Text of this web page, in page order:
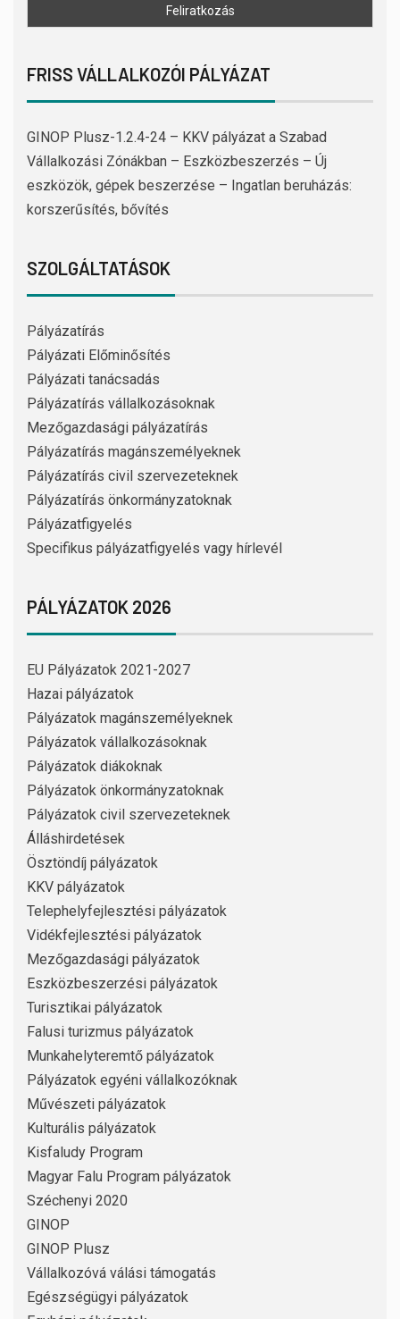
FRISS VÁLLALKOZÓI PÁLYÁZAT
GINOP Plusz-1.2.4-24 – KKV pályázat a Szabad
Vállalkozási Zónákban – Eszközbeszerzés – Új
eszközök, gépek beszerzése – Ingatlan beruházás:
korszerűsítés, bővítés
SZOLGÁLTATÁSOK
Pályázatírás
Pályázati Előminősítés
Pályázati tanácsadás
Pályázatírás vállalkozásoknak
Mezőgazdasági pályázatírás
Pályázatírás magánszemélyeknek
Pályázatírás civil szervezeteknek
Pályázatírás önkormányzatoknak
Pályázatfigyelés
Specifikus pályázatfigyelés vagy hírlevél
PÁLYÁZATOK 2026
EU Pályázatok 2021-2027
Hazai pályázatok
Pályázatok magánszemélyeknek
Pályázatok vállalkozásoknak
Pályázatok diákoknak
Pályázatok önkormányzatoknak
Pályázatok civil szervezeteknek
Álláshirdetések
Ösztöndíj pályázatok
KKV pályázatok
Telephelyfejlesztési pályázatok
Vidékfejlesztési pályázatok
Mezőgazdasági pályázatok
Eszközbeszerzési pályázatok
Turisztikai pályázatok
Falusi turizmus pályázatok
Munkahelyteremtő pályázatok
Pályázatok egyéni vállalkozóknak
Művészeti pályázatok
Kulturális pályázatok
Kisfaludy Program
Magyar Falu Program pályázatok
Széchenyi 2020
GINOP
GINOP Plusz
Vállalkozóvá válási támogatás
Egészségügyi pályázatok